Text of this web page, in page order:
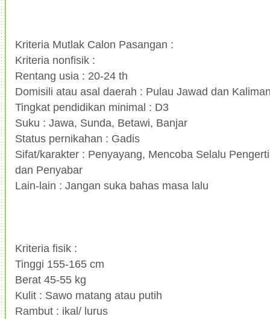
Kriteria Mutlak Calon Pasangan :
Kriteria nonfisik :
Rentang usia : 20-24 th
Domisili atau asal daerah : Pulau Jawad dan
Tingkat pendidikan minimal : D3
Suku : Jawa, Sunda, Betawi, Banjar
Status pernikahan : Gadis
Sifat/karakter : Penyayang, Mencoba Selalu
dan Penyabar
Lain-lain : Jangan suka bahas masa lalu
Kriteria fisik :
Tinggi 155-165 cm
Berat 45-55 kg
Kulit : Sawo matang atau putih
Rambut : ikal/ lurus